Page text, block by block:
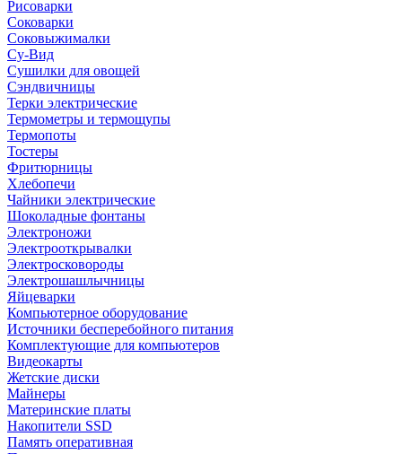
Рисоварки
Соковарки
Соковыжималки
Су-Вид
Сушилки для овощей
Сэндвичницы
Терки электрические
Термометры и термощупы
Термопоты
Тостеры
Фритюрницы
Хлебопечи
Чайники электрические
Шоколадные фонтаны
Электроножи
Электрооткрывалки
Электросковороды
Электрошашлычницы
Яйцеварки
Компьютерное оборудование
Источники бесперебойного питания
Комплектующие для компьютеров
Видеокарты
Жетские диски
Майнеры
Материнские платы
Накопители SSD
Память оперативная